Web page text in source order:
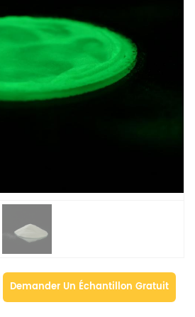
Demander Un Échantillon Gratuit